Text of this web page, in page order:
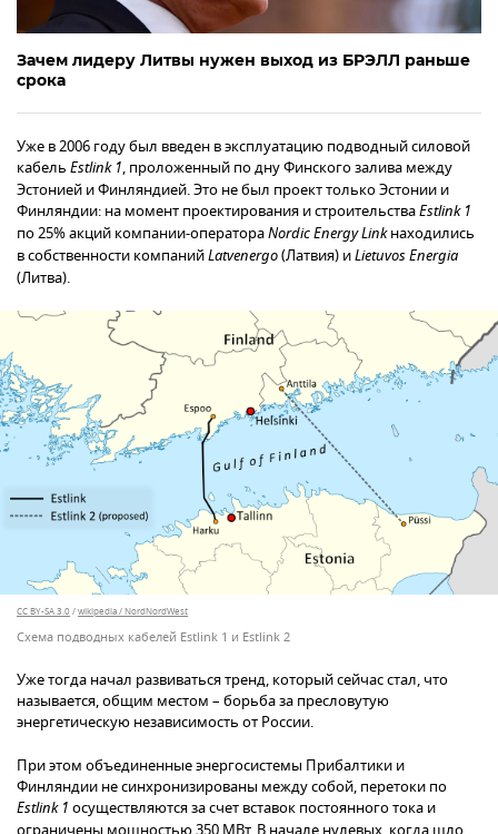
Зачем лидеру Литвы нужен выход из БРЭЛЛ раньше
срока
Уже в 2006 году был введен в эксплуатацию подводный силовой
кабель Estlink 1, проложенный по дну Финского залива между
Эстонией и Финляндией. Это не был проект только Эстонии и
Финляндии: на момент проектирования и строительстваEstlink 1
по 25% акций компании-оператораNordic Energy Linkнаходились
в собственности компанийLatvenergo(Латвия) иLietuvos Energia
(Литва).
CC BY-SA 3.0 /wikipedia / NordNordWest
Схема подводных кабелей Estlink 1 и Estlink 2
Уже тогда начал развиваться тренд, который сейчас стал, что
называется, общим местом – борьба за пресловутую
энергетическую независимость от России.
При этом объединенные энергосистемы Прибалтики и
Финляндии не синхронизированы между собой, перетоки по
Estlink 1 осуществляются за счет вставок постоянного тока и